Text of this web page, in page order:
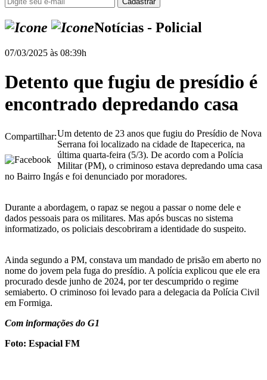
Notícias - Policial
07/03/2025 às 08:39h
Detento que fugiu de presídio é
encontrado depredando casa
Compartilhar:Um detento de 23 anos que fugiu do Presídio de Nova
Serrana foi localizado na cidade de Itapecerica, na
última quarta-feira (5/3). De acordo com a Polícia
Militar (PM), o criminoso estava depredando uma casa
no Bairro Ingás e foi denunciado por moradores.
Durante a abordagem, o rapaz se negou a passar o nome dele e
dados pessoais para os militares. Mas após buscas no sistema
informatizado, os policiais descobriram a identidade do suspeito.
Ainda segundo a PM, constava um mandado de prisão em aberto no
nome do jovem pela fuga do presídio. A polícia explicou que ele era
procurado desde junho de 2024, por ter descumprido o regime
semiaberto. O criminoso foi levado para a delegacia da Polícia Civil
em Formiga.
Com informações do G1
Foto: Espacial FM